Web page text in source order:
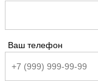
Ваш телефон